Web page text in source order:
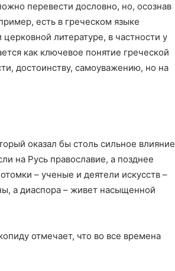
перевести дословно, но, осознав
есть в греческом языке
литературе, в частности у
как ключевое понятие греческой
достоинству, самоуважению, но на
оказал бы столь сильное влияние
на Русь православие, а позднее
– ученые и деятели искусств –
а диаспора – живет насыщенной
отмечает, что во все времена